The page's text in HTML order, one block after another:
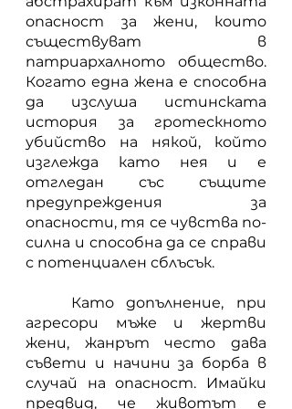
опасност за жени, които
съществуват в
патриархалното общество.
Когато една жена е способна
да изслуша истинската
история за гротескното
убийство на някой, който
изглежда като нея и е
отгледан със същите
предупреждения за
опасности, тя се чувства по-
силна и способна да се справи
с потенциален сблъсък.
агресори мъже и жертви
жени, жанрът често дава
съвети и начини за борба в
случай на опасност. Имайки
предвид, че животът е